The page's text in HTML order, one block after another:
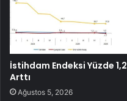
İstihdam Endeksi Yüzde 1,2
Arttı
Ağustos 5, 2026